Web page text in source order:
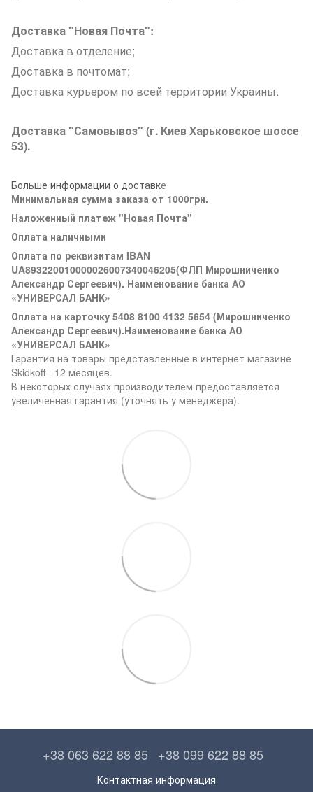
Доставка "Новая Почта":
Доставка в отделение;
Доставка в почтомат;
Доставка курьером по всей территории Украины.
Доставка "Самовывоз" (г. Киев Харьковское шоссе
53).
Больше информации о доставке
Минимальная сумма заказа от 1000грн.
Наложенный платеж "Новая Почта"
Оплата наличными
Оплата по реквизитам IBAN
UA893220010000026007340046205(ФЛП Мирошниченко
Александр Сергеевич). Наименование банка АО
«УНИВЕРСАЛ БАНК»
Оплата на карточку 5408 8100 4132 5654 (Мирошниченко
Александр Сергеевич).Наименование банка АО
«УНИВЕРСАЛ БАНК»
Гарантия на товары представленные в интернет магазине
Skidkoff - 12 месяцев.
В некоторых случаях производителем предоставляется
увеличенная гарантия (уточнять у менеджера).
+38 063 622 88 85 +38 099 622 88 85
Контактная информация